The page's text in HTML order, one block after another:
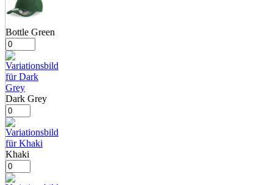
Bottle Green
Dark Grey
Khaki